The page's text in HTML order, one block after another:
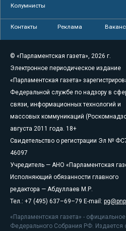
Колумнисты
Контакты Реклама
© «Парламентская газета», 2026 г.
Электронное периодическое издание
«Парламентская газета»
Федеральной службе по надзору в
связи, информационных технологий и
массовых коммуникаций
августа 2011 года. 18+
Свидетельство о регистрации Эл №
46097
Учредитель — АНО «Парламентская
Исполняющий обязанности главного
редактора — Абдуллаев М.Р.
Тел.: +7 (495) 637–69–79 E-mail:
«Парламентская газета» -
Федерального Собрания РФ. Издается